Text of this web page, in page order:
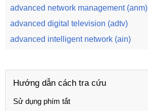
advanced network management (anm)
advanced digital television (adtv)
advanced intelligent network (ain)
Hướng dẫn cách tra cứu
Sử dụng phím tắt